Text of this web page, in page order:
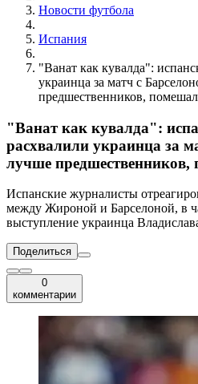
Новости футбола
Испания
"Ванат как кувалда":
украинца за матч с
предшественников,
"Ванат как кувалда":
расхвалили украинца за
лучше
Испанские журналисты
между Жироной и Барселоной, в
выступление украинца
Поделиться
0
комментарии